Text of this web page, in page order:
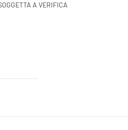
A VERIFICA